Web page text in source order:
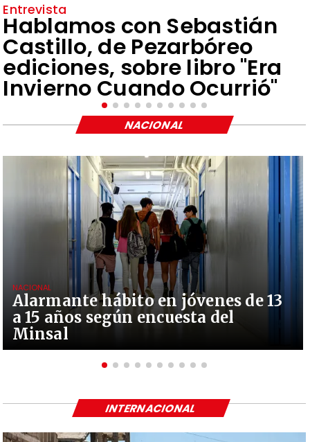
Entrevista
Hablamos con Sebastián
Castillo, de Pezarbóreo
ediciones, sobre libro "Era
Invierno Cuando Ocurrió"
Alarmante hábito en jóvenes de 13
a 15 años según encuesta del
Minsal
NACIONAL
NACIONAL
INTERNACIONAL